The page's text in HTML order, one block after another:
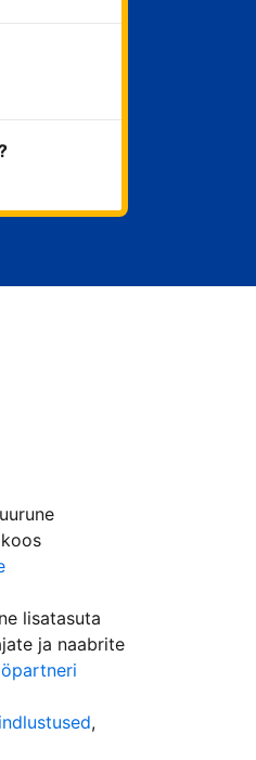
lisatasuta
ja naabrite
,